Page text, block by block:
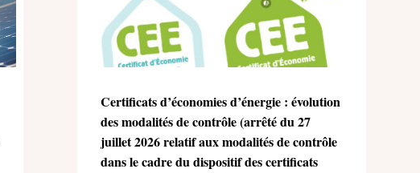
Certificats d’économies d’énergie : évolution
des modalités de contrôle (arrêté du 27
juillet 2026 relatif aux modalités de contrôle
dans le cadre du dispositif des certificats